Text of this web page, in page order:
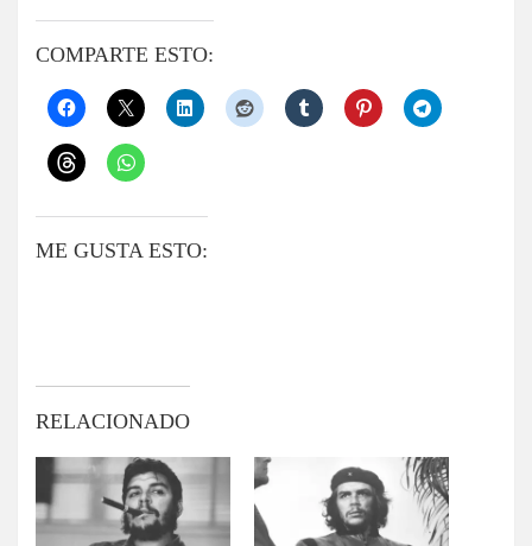
COMPARTE ESTO:
ME GUSTA ESTO:
RELACIONADO